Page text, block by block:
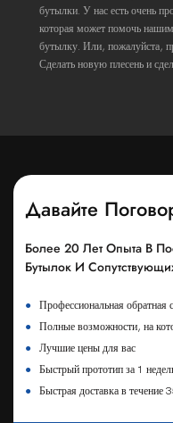
бутылки. У нас есть очень
которая может помочь
бутылку. Или, пожалуйста,
Сделать новую плесень и
Давайте
Более 20 Лет Опыта В
Бутылок И
●
Профессиональная обратная
●
Полные возможности, на
●
Лучшие цены для вас
●
Быстрый прототип за 1
●
Быстрая доставка в течение